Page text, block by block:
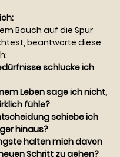
Bauch auf die Spur
beantworte diese
schlucke ich
Leben sage ich nicht,
fühle?
schiebe ich
hinaus?
halten mich davon
Schritt zu gehen?